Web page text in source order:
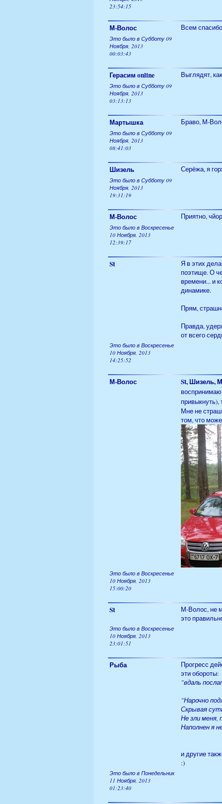
23:54:15
М-Волос Всем
Это было в Субботу 09
Ноября, 2013
00:03:43
Герасим online Выглядят,
Это было в Субботу 09
Ноября, 2013
03:13:13
Мартышка Браво, М-
Это было в Субботу 09
Ноября, 2013
08:41:03
Шизель Серёжа, я
Это было в Субботу 09
Ноября, 2013
19:31:19
М-Волос Приятно,
Это было в Воскресенье
10 Ноября, 2013
12:39:17
St
Я в этих
поэтище. О
времени... и
динамике.
Прям,
Правда,
от всего
Это было в Воскресенье
10 Ноября, 2013
14:25:52
М-Волос St, Шизель,
Мне не
том, что
Это было в Воскресенье
10 Ноября, 2013
15:00:20
St
М-Волос, не
это
Это было в Воскресенье
10 Ноября, 2013
23:01:51
Рыба
Прогресс
эти обороты:
"вдаль
"Нарочно
Скрывая
Не зли меня,
Наполнен я
и другие
:)
Это было в Понедельник
11 Ноября, 2013
01:23:40